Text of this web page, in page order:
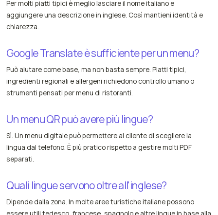
Per molti piatti tipici è meglio lasciare il nome italiano e
aggiungere una descrizione in inglese. Così mantieni identità e
chiarezza.
Google Translate è sufficiente per un menu?
Può aiutare come base, ma non basta sempre. Piatti tipici,
ingredienti regionali e allergeni richiedono controllo umano o
strumenti pensati per menu di ristoranti.
Un menu QR può avere più lingue?
Sì. Un menu digitale può permettere al cliente di scegliere la
lingua dal telefono. È più pratico rispetto a gestire molti PDF
separati.
Quali lingue servono oltre all'inglese?
Dipende dalla zona. In molte aree turistiche italiane possono